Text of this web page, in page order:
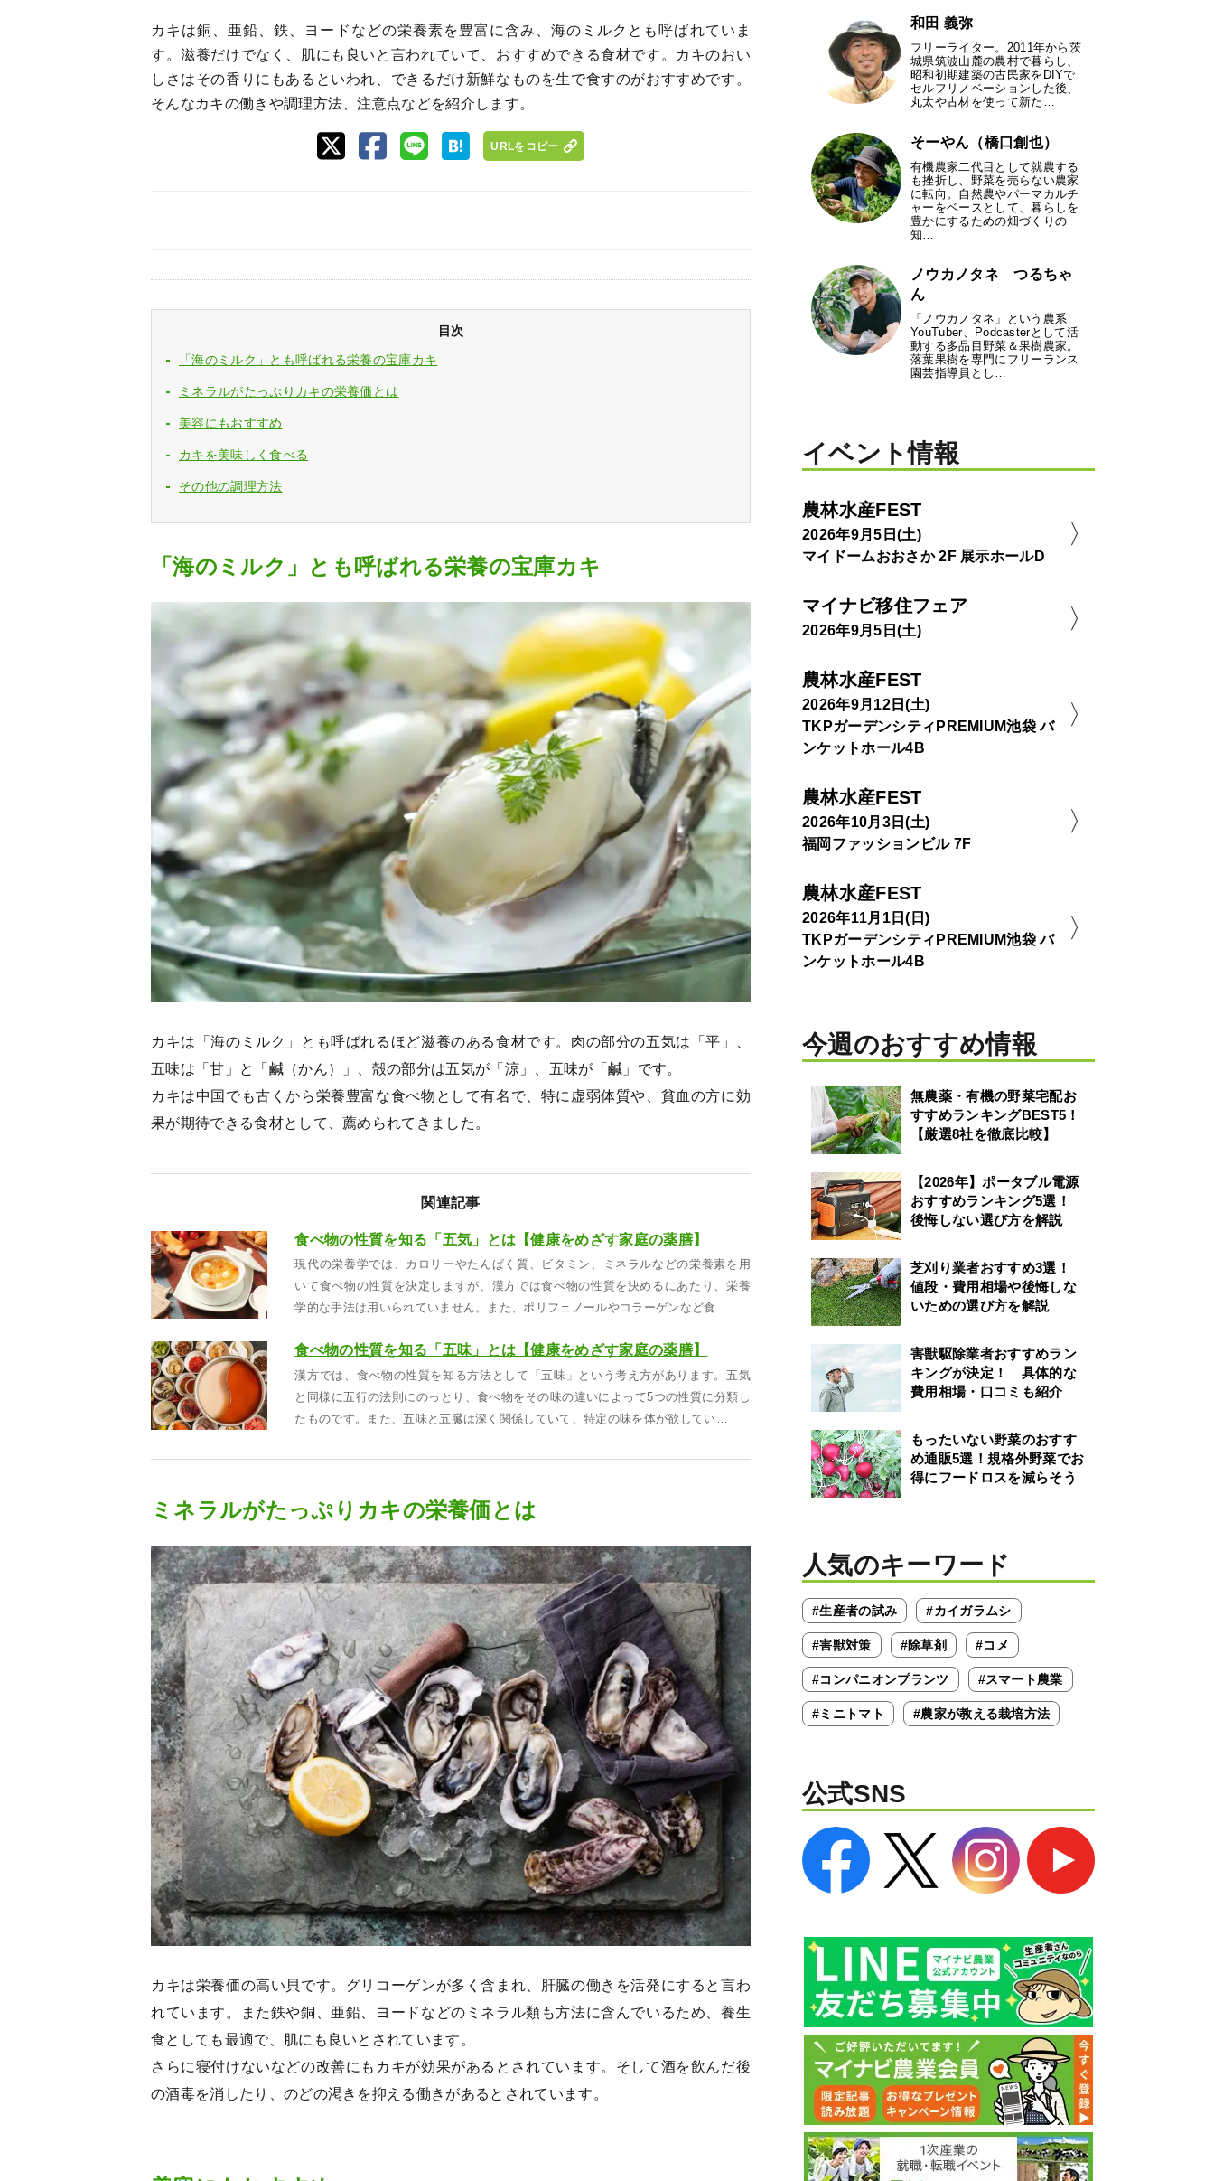
カキは銅、亜鉛、鉄、ヨードなどの栄養素を豊富に含み、海のミルクとも呼ばれていま
す。滋養だけでなく、肌にも良いと言われていて、おすすめできる食材です。カキのおい
しさはその香りにもあるといわれ、できるだけ新鮮なものを生で食すのがおすすめです。
そんなカキの働きや調理方法、注意点などを紹介します。
URLをコピー
目次
「海のミルク」とも呼ばれる栄養の宝庫カキ
ミネラルがたっぷりカキの栄養価とは
美容にもおすすめ
カキを美味しく食べる
その他の調理方法
「海のミルク」とも呼ばれる栄養の宝庫カキ
カキは「海のミルク」とも呼ばれるほど滋養のある食材です。肉の部分の五気は「平」、
五味は「甘」と「鹹（かん）」、殻の部分は五気が「涼」、五味が「鹹」です。
カキは中国でも古くから栄養豊富な食べ物として有名で、特に虚弱体質や、貧血の方に効
果が期待できる食材として、薦められてきました。
関連記事
食べ物の性質を知る「五気」とは【健康をめざす家庭の薬膳】
現代の栄養学では、カロリーやたんぱく質、ビタミン、ミネラルなどの栄養素を用
いて食べ物の性質を決定しますが、漢方では食べ物の性質を決めるにあたり、栄養
学的な手法は用いられていません。また、ポリフェノールやコラーゲンなど食…
食べ物の性質を知る「五味」とは【健康をめざす家庭の薬膳】
漢方では、食べ物の性質を知る方法として「五味」という考え方があります。五気
と同様に五行の法則にのっとり、食べ物をその味の違いによって5つの性質に分類し
たものです。また、五味と五臓は深く関係していて、特定の味を体が欲してい…
ミネラルがたっぷりカキの栄養価とは
カキは栄養価の高い貝です。グリコーゲンが多く含まれ、肝臓の働きを活発にすると言わ
れています。また鉄や銅、亜鉛、ヨードなどのミネラル類も方法に含んでいるため、養生
食としても最適で、肌にも良いとされています。
さらに寝付けないなどの改善にもカキが効果があるとされています。そして酒を飲んだ後
の酒毒を消したり、のどの渇きを抑える働きがあるとされています。
和田 義弥
フリーライター。2011年から茨
城県筑波山麓の農村で暮らし、
昭和初期建築の古民家をDIYで
セルフリノベーションした後、
丸太や古材を使って新た…
そーやん（橋口創也）
有機農家二代目として就農する
も挫折し、野菜を売らない農家
に転向。自然農やパーマカルチ
ャーをベースとして、暮らしを
豊かにするための畑づくりの
知…
ノウカノタネ つるちゃ
ん
「ノウカノタネ」という農系
YouTuber、Podcasterとして活
動する多品目野菜＆果樹農家。
落葉果樹を専門にフリーランス
園芸指導員とし…
イベント情報
農林水産FEST
2026年9月5日(土)
マイドームおおさか 2F 展示ホールD
マイナビ移住フェア
2026年9月5日(土)
農林水産FEST
2026年9月12日(土)
TKPガーデンシティPREMIUM池袋 バ
ンケットホール4B
農林水産FEST
2026年10月3日(土)
福岡ファッションビル 7F
農林水産FEST
2026年11月1日(日)
TKPガーデンシティPREMIUM池袋 バ
ンケットホール4B
今週のおすすめ情報
無農薬・有機の野菜宅配お
すすめランキングBEST5！
【厳選8社を徹底比較】
【2026年】ポータブル電源
おすすめランキング5選！
後悔しない選び方を解説
芝刈り業者おすすめ3選！
値段・費用相場や後悔しな
いための選び方を解説
害獣駆除業者おすすめラン
キングが決定！ 具体的な
費用相場・口コミも紹介
もったいない野菜のおすす
め通販5選！規格外野菜でお
得にフードロスを減らそう
人気のキーワード
#生産者の試み #カイガラムシ
#害獣対策 #除草剤 #コメ
#コンパニオンプランツ #スマート農業
#ミニトマト #農家が教える栽培方法
公式SNS